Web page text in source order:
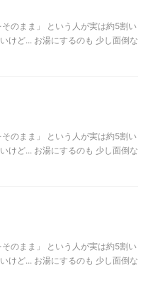
のまま」 という人が実は約5割い
けど... お湯にするのも 少し面倒な
のまま」 という人が実は約5割い
けど... お湯にするのも 少し面倒な
のまま」 という人が実は約5割い
けど... お湯にするのも 少し面倒な